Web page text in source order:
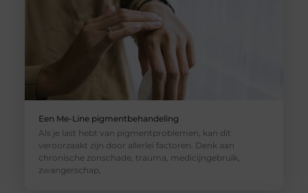
Een Me-Line pigmentbehandeling
Als je last hebt van pigmentproblemen, kan dit
veroorzaakt zijn door allerlei factoren. Denk aan
chronische zonschade, trauma, medicijngebruik,
zwangerschap,